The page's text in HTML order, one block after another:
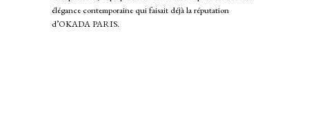
élégance contemporaine qui faisait déjà la réputation
d’OKADA PARIS.